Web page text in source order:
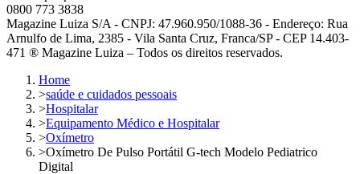
0800 773 3838
Magazine Luiza S/A - CNPJ: 47.960.950/1088-36 - Endereço: Rua
Arnulfo de Lima, 2385 - Vila Santa Cruz, Franca/SP - CEP 14.403-
471 ® Magazine Luiza – Todos os direitos reservados.
Home
>saúde e cuidados pessoais
>Hospitalar
>Equipamento Médico e Hospitalar
>Oxímetro
>Oxímetro De Pulso Portátil G-tech Modelo Pediatrico
Digital